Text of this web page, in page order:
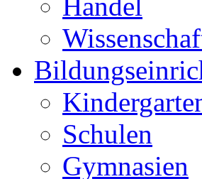
Handel
Schulen
Gymnasien